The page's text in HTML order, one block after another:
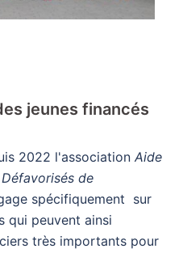
jeunes financés
2022 l'association Aide
de
spécifiquement sur
qui peuvent ainsi
très importants pour